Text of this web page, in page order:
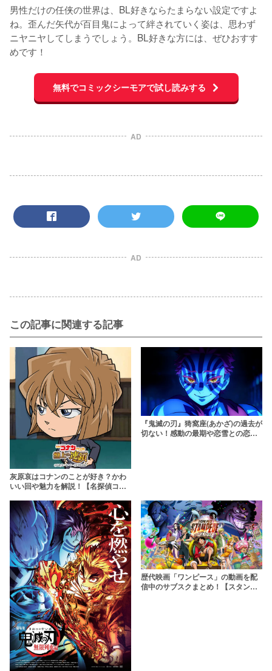
男性だけの任侠の世界は、BL好きならたまらない設定ですよ
ね。歪んだ矢代が百目鬼によって絆されていく姿は、思わず
ニヤニヤしてしまうでしょう。BL好きな方には、ぜひおすす
めです！
無料でコミックシーモアで試し読みする
AD
AD
この記事に関連する記事
灰原哀はコナンのことが好き？かわ
いい回や魅力を解説！【名探偵コナ
『鬼滅の刃』猗窩座(あかざ)の過去が
切ない！感動の最期や恋雪との恋の
歴代映画「ワンピース」の動画を配
信中のサブスクまとめ！【スタンピ